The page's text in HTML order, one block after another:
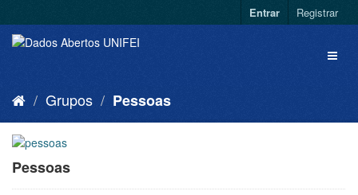
Entrar Registrar
Grupos Pessoas
Pessoas